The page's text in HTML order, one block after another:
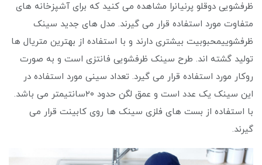
ظرفشویی دوقلو پرنیانرا مشاهده می‌ کنید که برای آشپزخانه های
متفاوت مورد استفاده قرار می‌ گیرند. مدل های جدید سینک
ظرفشوییمحبوبیت بیشتری دارند و با استفاده از بهترین متریال ها
تولید گشته اند. طرح سینک ظرفشویی فانتزی است و به صورت
روکار مورد استفاده قرار می گیرد. تعداد سینی مورد استفاده در
این سینک یک عدد است و عمق لگن حدود ۲۰سانتیمتر می باشد.
با استفاده از بست های فلزی سینک ها روی کابینت قرار می
گیرند.